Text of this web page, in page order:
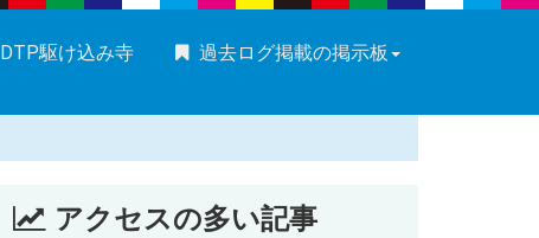
DTP駆け込み寺 過去ログ掲載の掲示板
アクセスの多い記事